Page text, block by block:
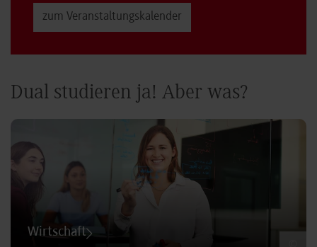
zum Veranstaltungs­kalender
Dual studieren ja! Aber was?
Wirtschaft